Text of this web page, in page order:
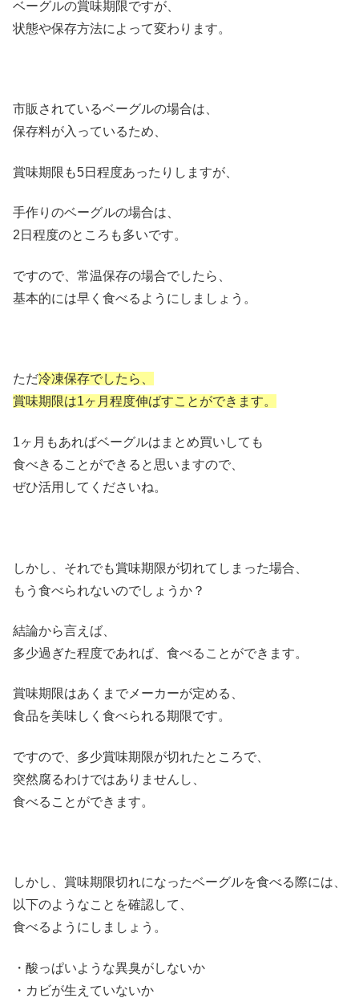
ベーグルの賞味期限ですが、
状態や保存方法によって変わります。
市販されているベーグルの場合は、
保存料が入っているため、
賞味期限も5日程度あったりしますが、
手作りのベーグルの場合は、
2日程度のところも多いです。
ですので、常温保存の場合でしたら、
基本的には早く食べるようにしましょう。
ただ冷凍保存でしたら、
賞味期限は1ヶ月程度伸ばすことができます。
1ヶ月もあればベーグルはまとめ買いしても
食べきることができると思いますので、
ぜひ活用してくださいね。
しかし、それでも賞味期限が切れてしまった場合、
もう食べられないのでしょうか？
結論から言えば、
多少過ぎた程度であれば、食べることができます。
賞味期限はあくまでメーカーが定める、
食品を美味しく食べられる期限です。
ですので、多少賞味期限が切れたところで、
突然腐るわけではありませんし、
食べることができます。
しかし、賞味期限切れになったベーグルを食べる際には、
以下のようなことを確認して、
食べるようにしましょう。
・酸っぱいような異臭がしないか
・カビが生えていないか